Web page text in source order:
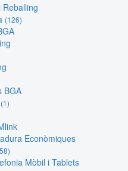
(126)
BGA
(1)
Econòmiques
Mòbil i Tablets